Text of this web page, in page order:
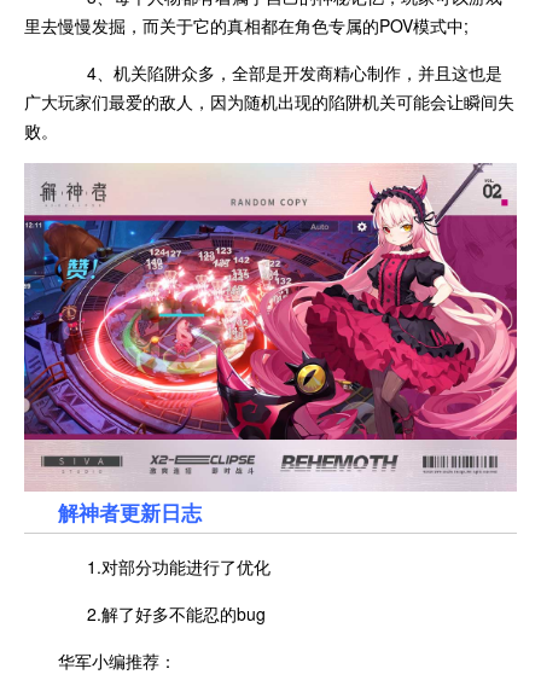
里去慢慢发掘，而关于它的真相都在角色专属的POV模式中;
4、机关陷阱众多，全部是开发商精心制作，并且这也是
广大玩家们最爱的敌人，因为随机出现的陷阱机关可能会让瞬间失
败。
解神者更新日志
1.对部分功能进行了优化
2.解了好多不能忍的bug
华军小编推荐：